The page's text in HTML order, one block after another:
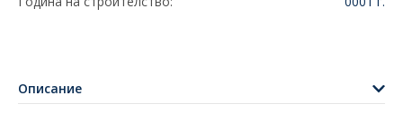
Описание